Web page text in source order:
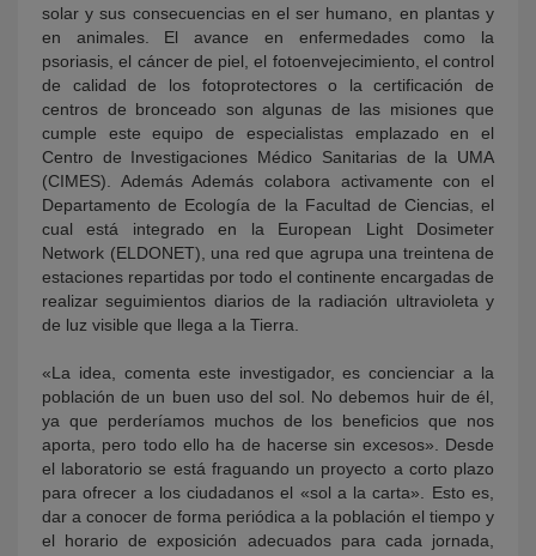
solar y sus consecuencias en el ser humano, en plantas y
en animales. El avance en enfermedades como la
psoriasis, el cáncer de piel, el fotoenvejecimiento, el control
de calidad de los fotoprotectores o la certificación de
centros de bronceado son algunas de las misiones que
cumple este equipo de especialistas emplazado en el
Centro de Investigaciones Médico Sanitarias de la UMA
(CIMES). Además Además colabora activamente con el
Departamento de Ecología de la Facultad de Ciencias, el
cual está integrado en la European Light Dosimeter
Network (ELDONET), una red que agrupa una treintena de
estaciones repartidas por todo el continente encargadas de
realizar seguimientos diarios de la radiación ultravioleta y
de luz visible que llega a la Tierra.
«La idea, comenta este investigador, es concienciar a la
población de un buen uso del sol. No debemos huir de él,
ya que perderíamos muchos de los beneficios que nos
aporta, pero todo ello ha de hacerse sin excesos». Desde
el laboratorio se está fraguando un proyecto a corto plazo
para ofrecer a los ciudadanos el «sol a la carta». Esto es,
dar a conocer de forma periódica a la población el tiempo y
el horario de exposición adecuados para cada jornada,